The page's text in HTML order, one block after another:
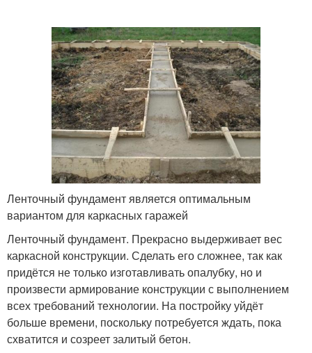
Ленточный фундамент является оптимальным
вариантом для каркасных гаражей
Ленточный фундамент. Прекрасно выдерживает вес
каркасной конструкции. Сделать его сложнее, так как
придётся не только изготавливать опалубку, но и
произвести армирование конструкции с выполнением
всех требований технологии. На постройку уйдёт
больше времени, поскольку потребуется ждать, пока
схватится и созреет залитый бетон.